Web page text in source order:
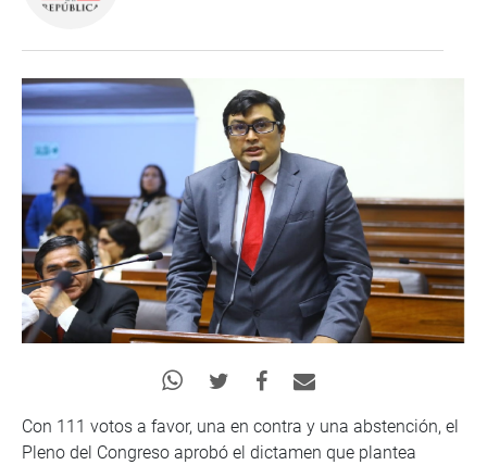
Con 111 votos a favor, una en contra y una abstención, el
Pleno del Congreso aprobó el dictamen que plantea